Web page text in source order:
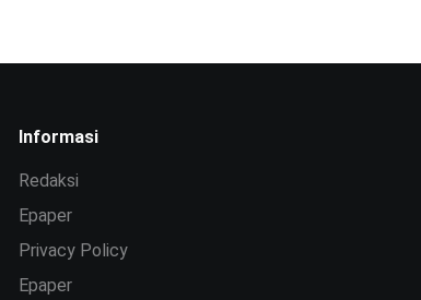
Informasi
Redaksi
Epaper
Privacy Policy
Epaper